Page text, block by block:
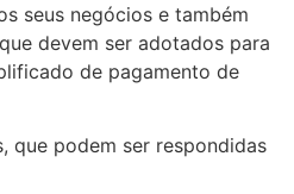
seus negócios e também
devem ser adotados para
de pagamento de
que podem ser respondidas